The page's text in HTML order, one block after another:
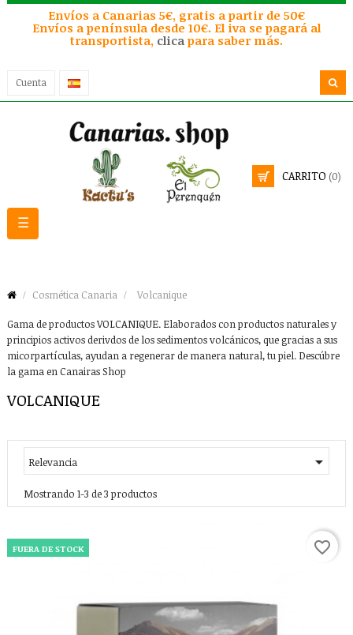
Envíos a Canarias 5€, gratis a partir de 50€
Envíos a península desde 10€. El iva se pagará al
transportista, clica para saber más.
Cuenta
CARRITO (0)
Navegación
de
☰
Cosmética Canaria Volcanique
Gama de productos VOLCANIQUE. Elaborados con productos naturales y
principios activos derivdos de los sedimentos volcánicos, que gracias a sus
micorpartículas, ayudan a regenerar de manera natural, tu piel. Descúbre
la gama en Canairas Shop
VOLCANIQUE
Relevancia 
Mostrando 1-3 de 3 productos
FUERA DE STOCK favorite_border